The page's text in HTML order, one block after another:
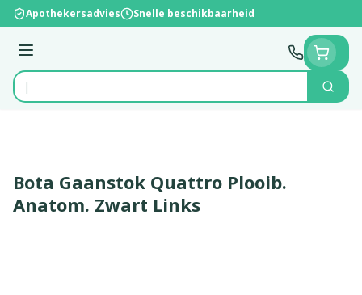
Ga naar de inhoud
Apothekersadvies Snelle beschikbaarheid
Menu
Product, merk, categorie...
Zoek
Bota Gaanstok Quattro Plooib.
Anatom. Zwart Links